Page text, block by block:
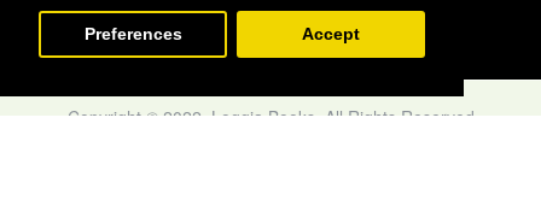
Preferences Accept
Εγγραφή
Copyright © 2022, Loggia Books, All Rights Reserved